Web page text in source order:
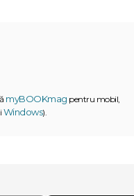
myBOOKmag pentru mobil,
Windows).